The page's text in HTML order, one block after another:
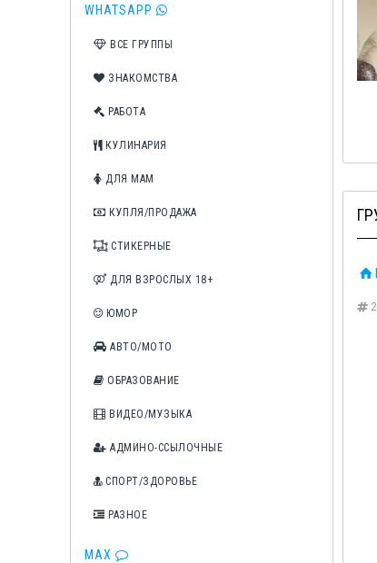
WHATSAPP
ВСЕ ГРУППЫ
ЗНАКОМСТВА
РАБОТА
КУЛИНАРИЯ
ДЛЯ МАМ
КУПЛЯ/ПРОДАЖА
СТИКЕРНЫЕ
ДЛЯ ВЗРОСЛЫХ 18+
ЮМОР
АВТО/МОТО
ОБРАЗОВАНИЕ
ВИДЕО/МУЗЫКА
АДМИНО-ССЫЛОЧНЫЕ
СПОРТ/ЗДОРОВЬЕ
РАЗНОЕ
MAX